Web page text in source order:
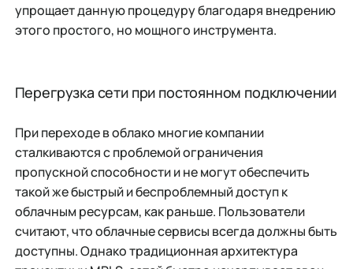
упрощает данную процедуру благодаря внедрению
этого простого, но мощного инструмента.
Перегрузка сети при постоянном подключении
При переходе в облако многие компании
сталкиваются с проблемой ограничения
пропускной способности и не могут обеспечить
такой же быстрый и беспроблемный доступ к
облачным ресурсам, как раньше. Пользователи
считают, что облачные сервисы всегда должны быть
доступны. Однако традиционная архитектура